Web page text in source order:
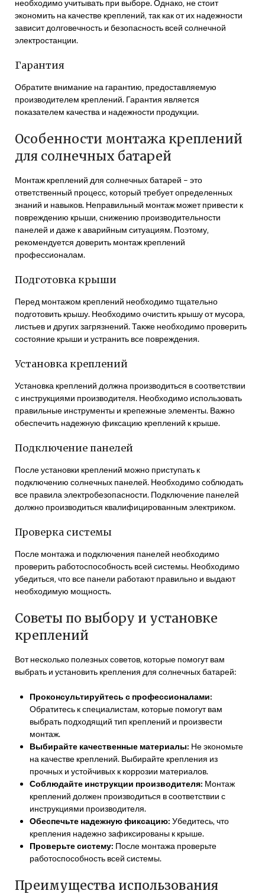
необходимо учитывать при выборе. Однако‚ не стоит
экономить на качестве креплений‚ так как от их надежности
зависит долговечность и безопасность всей солнечной
электростанции.
Гарантия
Обратите внимание на гарантию‚ предоставляемую
производителем креплений. Гарантия является
показателем качества и надежности продукции.
Особенности монтажа креплений
для солнечных батарей
Монтаж креплений для солнечных батарей – это
ответственный процесс‚ который требует определенных
знаний и навыков. Неправильный монтаж может привести к
повреждению крыши‚ снижению производительности
панелей и даже к аварийным ситуациям. Поэтому‚
рекомендуется доверить монтаж креплений
профессионалам.
Подготовка крыши
Перед монтажом креплений необходимо тщательно
подготовить крышу. Необходимо очистить крышу от мусора‚
листьев и других загрязнений. Также необходимо проверить
состояние крыши и устранить все повреждения.
Установка креплений
Установка креплений должна производиться в соответствии
с инструкциями производителя. Необходимо использовать
правильные инструменты и крепежные элементы. Важно
обеспечить надежную фиксацию креплений к крыше.
Подключение панелей
После установки креплений можно приступать к
подключению солнечных панелей. Необходимо соблюдать
все правила электробезопасности. Подключение панелей
должно производиться квалифицированным электриком.
Проверка системы
После монтажа и подключения панелей необходимо
проверить работоспособность всей системы. Необходимо
убедиться‚ что все панели работают правильно и выдают
необходимую мощность.
Советы по выбору и установке
креплений
Вот несколько полезных советов‚ которые помогут вам
выбрать и установить крепления для солнечных батарей:
Проконсультируйтесь с профессионалами:
Обратитесь к специалистам‚ которые помогут вам
выбрать подходящий тип креплений и произвести
монтаж.
Выбирайте качественные материалы: Не экономьте
на качестве креплений. Выбирайте крепления из
прочных и устойчивых к коррозии материалов.
Соблюдайте инструкции производителя: Монтаж
креплений должен производиться в соответствии с
инструкциями производителя.
Обеспечьте надежную фиксацию: Убедитесь‚ что
крепления надежно зафиксированы к крыше.
Проверьте систему: После монтажа проверьте
работоспособность всей системы.
Преимущества использования